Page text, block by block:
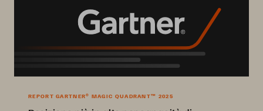
REPORT GARTNER® MAGIC QUADRANT™ 2025